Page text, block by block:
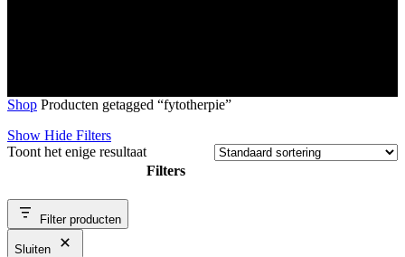
Shop Producten getagged “fytotherpie”
Show Hide Filters
Toont het enige resultaat
Filters
Close
FiltersFilter producten
Sluiten